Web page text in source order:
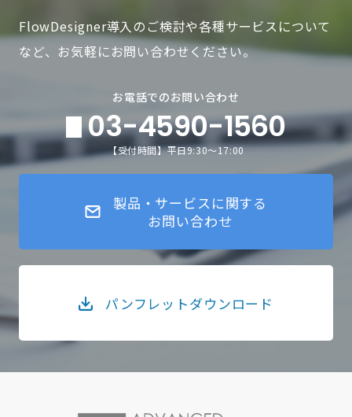
FlowDesigner導入のご検討や各種サービスについて
など、お気軽にお問い合わせください。
お電話でのお問い合わせ
03-4590-1560
【受付時間】平日9:30～17:00
製品・サービスに関する
お問い合わせ
パンフレットダウンロード